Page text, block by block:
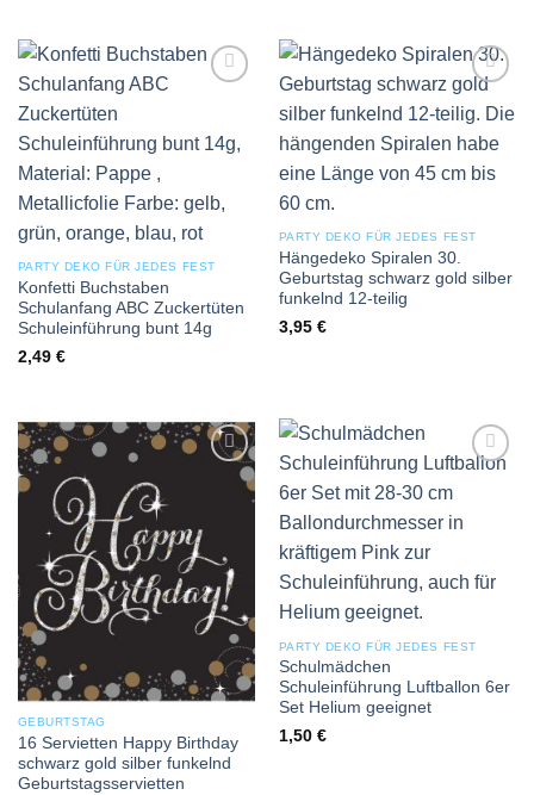
PARTY DEKO FÜR JEDES FEST
Konfetti Buchstaben
Schulanfang ABC Zuckertüten
Schuleinführung bunt 14g
2,49 €
Add to
wishlist
PARTY DEKO FÜR JEDES FEST
Hängedeko Spiralen 30.
Geburtstag schwarz gold silber
funkelnd 12-teilig
3,95 €
Add to
GEBURTSTAG
16 Servietten Happy Birthday
schwarz gold silber funkelnd
Geburtstagsservietten
PARTY DEKO FÜR JEDES FEST
Schulmädchen
Schuleinführung Luftballon 6er
Set Helium geeignet
1,50 €